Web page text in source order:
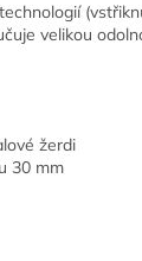
velikou
žerdi
30 mm